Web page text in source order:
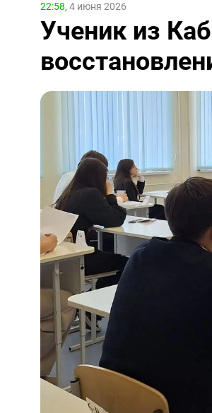
22:58, 4 июня 2026
Ученик из